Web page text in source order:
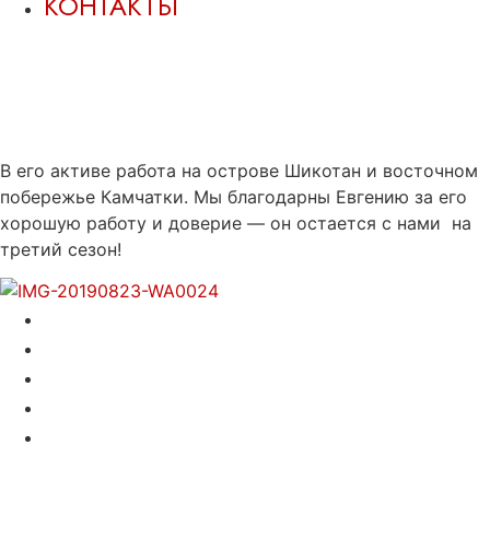
В его активе работа на острове Шикотан и восточном
побережье Камчатки. Мы благодарны Евгению за его
хорошую работу и доверие — он остается с нами на
третий сезон!